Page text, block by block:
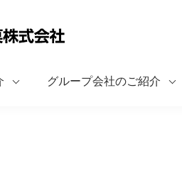
グループ会社のご紹介